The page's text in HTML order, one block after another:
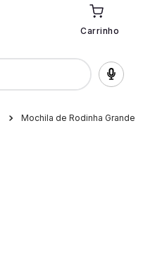
Carrinho
Mochila de Rodinha Grande